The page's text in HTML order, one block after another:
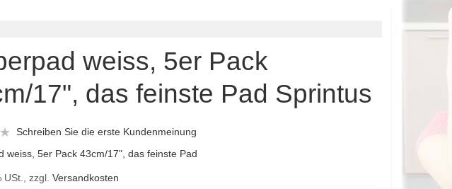
weiss, 5er Pack
17", das feinste Pad Sprintus
Schreiben Sie die erste Kundenmeinung
weiss, 5er Pack 43cm/17", das feinste Pad
USt., zzgl. Versandkosten